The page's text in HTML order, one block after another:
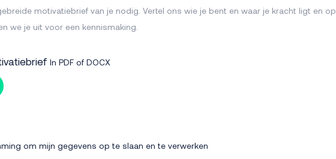
motivatiebrief van je nodig. Vertel ons wie je bent en waar je kracht ligt en op
we je uit voor een kennismaking.
In PDF of DOCX
om mijn gegevens op te slaan en te verwerken